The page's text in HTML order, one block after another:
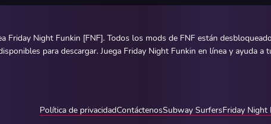
Friday Night Funkin [FNF]. Todos los mods de FNF están
para descargar. Juega Friday Night Funkin en línea y ayuda a
Política de privacidadContáctenosSubway SurfersFriday Night